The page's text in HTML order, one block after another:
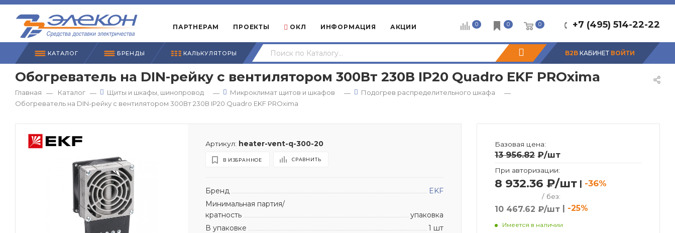
ПАРТНЕРАМ ПРОЕКТЫ ОКЛ ИНФОРМАЦИЯ АКЦИИ +7 (495) 514-22-22
0 0 0
B2B КАБИНЕТ ВОЙТИ
КАТАЛОГ БРЕНДЫ КАЛЬКУЛЯТОРЫ
Обогреватель на DIN-рейку с вентилятором 300Вт 230В IP20 Quadro EKF PROxima
Главная — Каталог — Щиты и шкафы, шинопровод — Микроклимат щитов и шкафов — Подогрев распределительного шкафа
—
Обогреватель на DIN-рейку с вентилятором 300Вт 230В IP20 Quadro EKF PROxima
Артикул: heater-vent-q-300-20
В ИЗБРАННОЕ СРАВНИТЬ
Бренд
EKF
Минимальная партия/
кратность
упаковка
В упаковке
1 шт
Базовая цена:
13 956.82₽/шт
При авторизации:
8 932.36 ₽/шт | -36%
/ без:
10 467.62 ₽/шт | -25%
Имеется в наличии